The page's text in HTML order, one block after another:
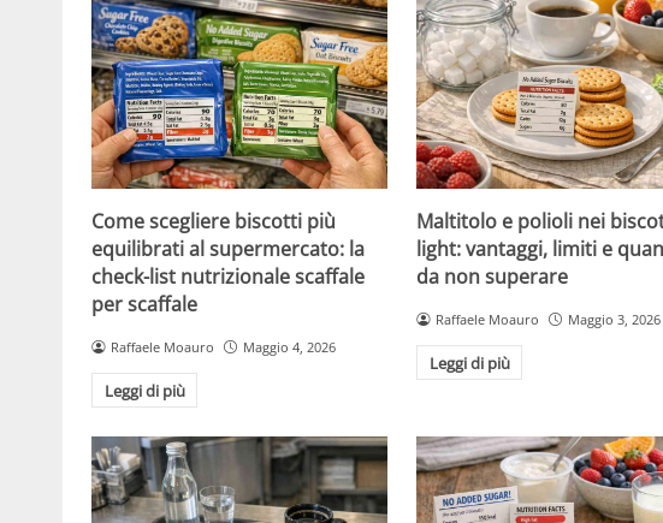
Come scegliere biscotti più
equilibrati al supermercato: la
check-list nutrizionale scaffale
per scaffale
Raffaele Moauro Maggio 4, 2026
Leggi di più
Maltitolo e polioli nei
light: vantaggi, limiti e
da non superare
Raffaele Moauro Maggio 3, 2026
Leggi di più